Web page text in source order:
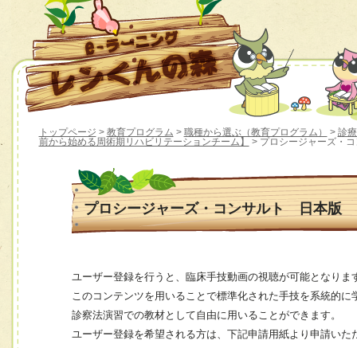
トップページ > 教育プログラム > 職種から選ぶ（教育プログラム） > 診
前から始める周術期リハビリテーションチーム】
> プロシージャーズ・
プロシージャーズ・コンサルト 日本版
ユーザー登録を行うと、臨床手技動画の視聴が可能となりま
このコンテンツを用いることで標準化された手技を系統的
診察法演習での教材として自由に用いることができます。
ユーザー登録を希望される方は、下記申請用紙より申請いた